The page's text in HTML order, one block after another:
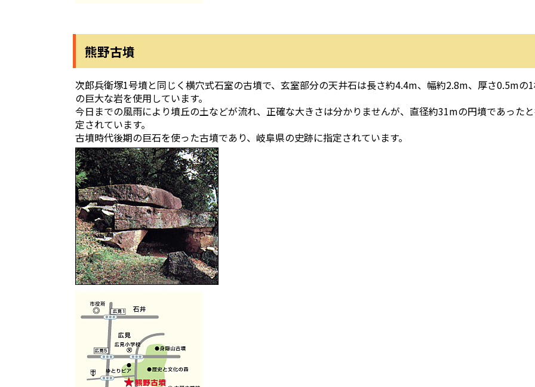
熊野古墳
次郎兵衛塚1号墳と同じく横穴式石室の古墳で、玄室部分の天井石は長さ約4.4m、幅約2.8m、厚さ0.5mの
の巨大な岩を使用しています。
今日までの風雨により墳丘の土などが流れ、正確な大きさは分かりませんが、直径約31mの円墳であった
定されています。
古墳時代後期の巨石を使った古墳であり、岐阜県の史跡に指定されています。